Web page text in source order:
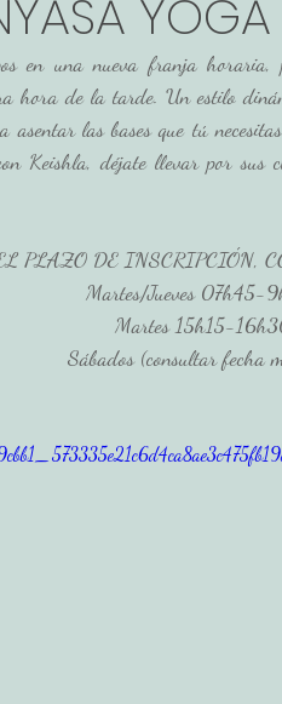
YOGA
en una nueva franja horaria,
hora de la tarde. Un estilo
asentar las bases que tú
Keishla, déjate llevar por sus
PLAZO DE INSCRIPCIÓN,
Martes/Jueves 07h45-
Martes 15h15-
Sábados (consultar fecha